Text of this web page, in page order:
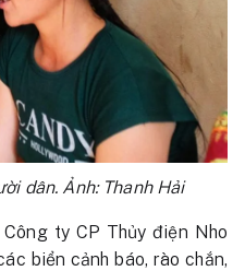
dân. Ảnh: Thanh Hải
ty CP Thủy điện Nho
biển cảnh báo, rào chắn,